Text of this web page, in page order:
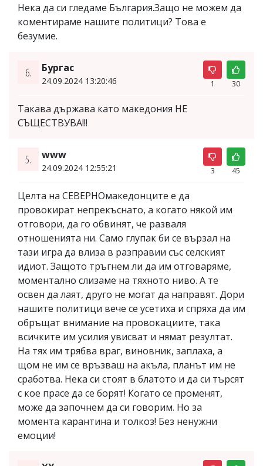
Нека да си гледаме България.Защо не можем да
коментираме нашите политици? Това е
безумие.
6. Бургас
24.09.2024 13:20:46 1 30
Такава държава като македония НЕ
СЪЩЕСТВУВА!!!
5. www
24.09.2024 12:55:21 3 45
Целта на СЕВЕРНОмакедонците е да
провокират непрекъснато, а когато някой им
отговори, да го обвинят, че разваля
отношенията ни. Само глупак би се вързал на
тази игра да влиза в разправии със селският
идиот. Защото тръгнем ли да им отговаряме,
моментално слизаме на тяхното ниво. А те
освен да лаят, друго не могат да направят. Дори
нашите политици вече се усетиха и спряха да им
обръщат внимание на провокациите, така
всичките им усилия увисват и нямат резултат.
На тях им трябва враг, виновник, заплаха, а
щом не им се връзваш на акъла, планът им не
сработва. Нека си стоят в блатото и да си търсят
с кое прасе да се борят! Когато се променят,
може да започнем да си говорим. Но за
момента карантина и толкоз! Без ненужни
емоции!